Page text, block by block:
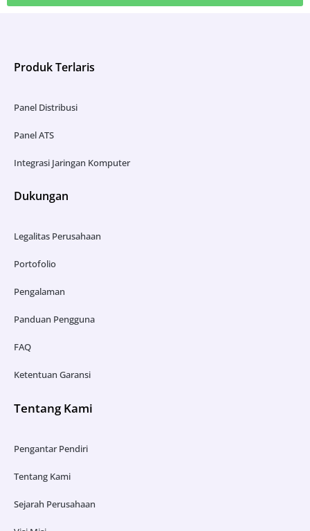
Produk Terlaris
Panel Distribusi
Panel ATS
Integrasi Jaringan Komputer
Dukungan
Legalitas Perusahaan
Portofolio
Pengalaman
Panduan Pengguna
FAQ
Ketentuan Garansi
Tentang Kami
Pengantar Pendiri
Tentang Kami
Sejarah Perusahaan